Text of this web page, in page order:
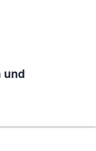
und